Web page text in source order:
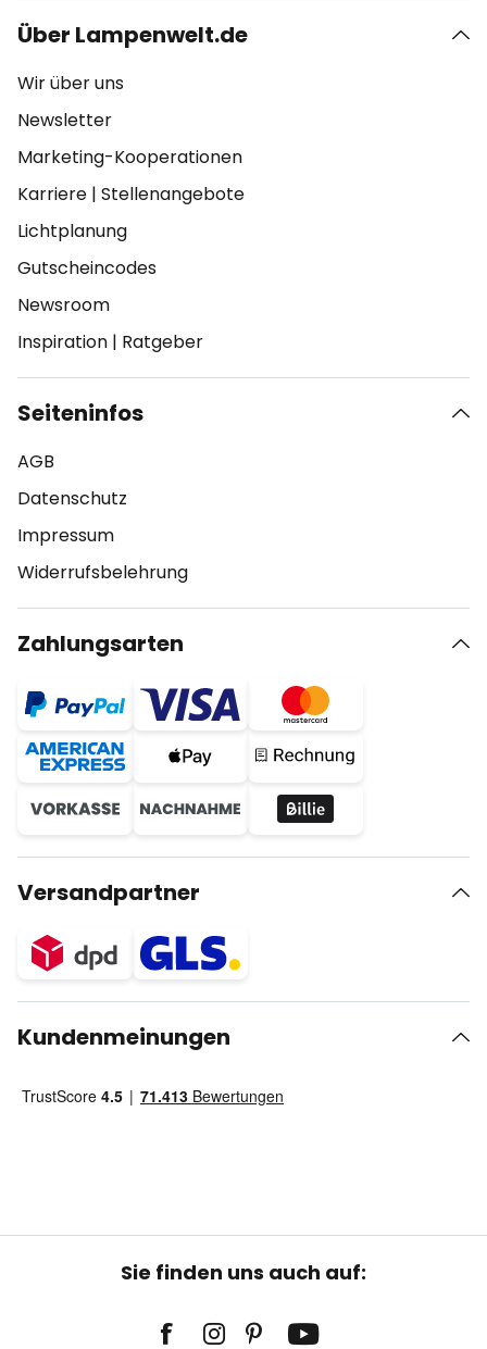
Über Lampenwelt.de
Wir über uns
Newsletter
Marketing-Kooperationen
Karriere | Stellenangebote
Lichtplanung
Gutscheincodes
Newsroom
Inspiration | Ratgeber
Seiteninfos
AGB
Datenschutz
Impressum
Widerrufsbelehrung
Zahlungsarten
Versandpartner
Kundenmeinungen
Sie finden uns auch auf: